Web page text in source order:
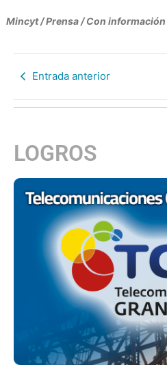
Mincyt / Prensa / Con información
Entrada anterior
LOGROS